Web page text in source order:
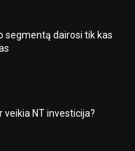
segmentą dairosi tik kas
veikia NT investicija?